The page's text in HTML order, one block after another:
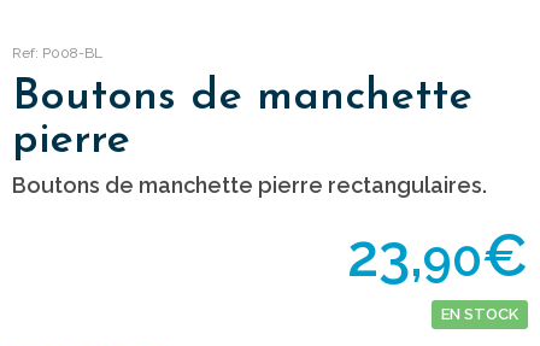
Ref: P008-BL
Boutons de manchette
pierre
Boutons de manchette pierre rectangulaires.
23,90€
EN STOCK